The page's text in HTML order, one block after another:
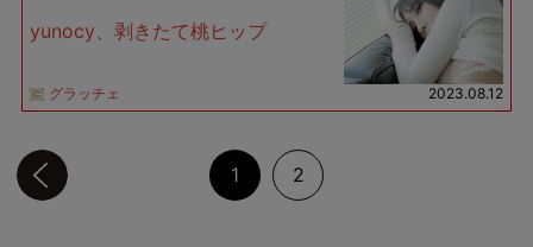
yunocy、剥きたて桃ヒップ
グラッチェ 2023.08.12
1 2